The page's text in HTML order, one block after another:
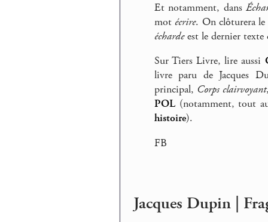
Et notamment, dans
motécrire. On clôturera
échardeest le dernier texte
Sur Tiers Livre, lire aussi
livre paru de Jacques
principal, Corps clairvoyant
POL (notamment, tout
histoire).
FB
Jacques Dupin |